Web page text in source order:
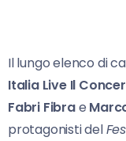
Il lungo elenco di
Italia Live Il
Fabri Fibrae
protagonisti del